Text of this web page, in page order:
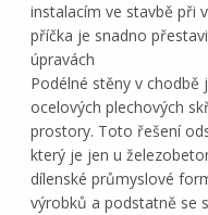
instalacím ve stavbě při
příčka je snadno
úpravách
Podélné stěny v
ocelových plechových
prostory. Toto řešení
který je jen u
dílenské průmyslové
výrobků a podstatně se